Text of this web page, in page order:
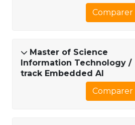
Comparer
Master of Science
Information Technology /
track Embedded AI
Comparer